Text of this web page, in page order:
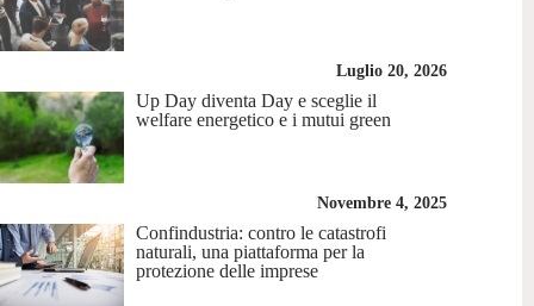
Luglio 20, 2026
Up Day diventa Day e sceglie il
welfare energetico e i mutui green
Novembre 4, 2025
Confindustria: contro le catastrofi
naturali, una piattaforma per la
protezione delle imprese